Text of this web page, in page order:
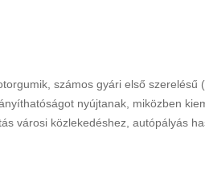
számos gyári első szerelésű
nyújtanak, miközben
városi közlekedéshez, autópályás